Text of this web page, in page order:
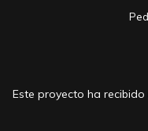
Este proyecto ha